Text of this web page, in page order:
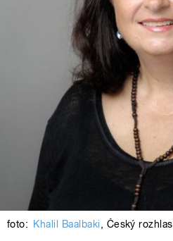
foto: Khalil Baalbaki, Český rozhlas